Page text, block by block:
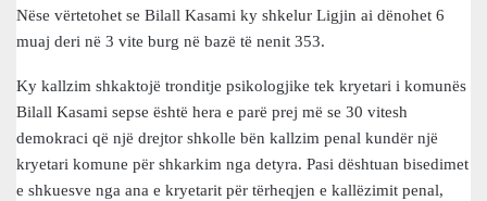
Nëse vërtetohet se Bilall Kasami ky shkelur Ligjin ai dënohet 6
muaj deri në 3 vite burg në bazë të nenit 353.
Ky kallzim shkaktojë tronditje psikologjike tek kryetari i komunës
Bilall Kasami sepse është hera e parë prej më se 30 vitesh
demokraci që një drejtor shkolle bën kallzim penal kundër një
kryetari komune për shkarkim nga detyra. Pasi dështuan bisedimet
e shkuesve nga ana e kryetarit për tërheqjen e kallëzimit penal,